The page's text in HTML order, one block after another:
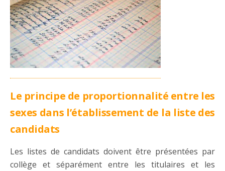
Le principe de proportionnalité entre les
sexes dans l’établissement de la liste des
candidats
Les listes de candidats doivent être présentées par
collège et séparément entre les titulaires et les